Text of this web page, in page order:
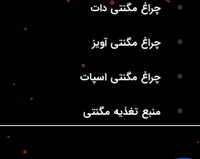
چراغ مگنتی دات
چراغ مگنتی آویز
چراغ مگنتی اسپات
منبع تغذیه مگنتی
.